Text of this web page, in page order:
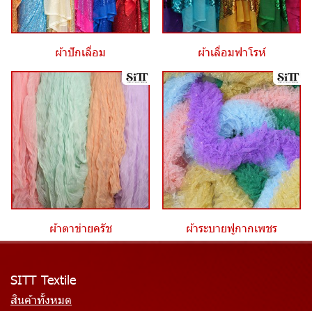
ผ้าปักเลื่อม ผ้าเลื่อมฟาโรห์
ผ้าตาข่ายครัช ผ้าระบายฟูกากเพชร
SITT Textile
สินค้าทั้งหมด